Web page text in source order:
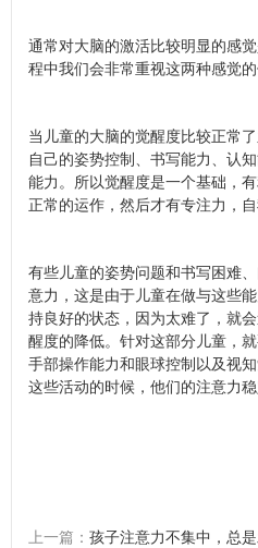
通常对大脑的激活比较明显的感
程中我们会非常重视这两种感觉的
当儿童的大脑的觉醒度比较正常
自己的姿势控制、书写能力、认
能力。所以觉醒度是一个基础，
正常的运作，然后才有专注力，自
有些儿童的姿势问题和书写困难
意力，这是由于儿童在做与这些
持良好的状态，因为太难了，就
醒度的降低。针对这部分儿童，
手部操作能力和眼球控制以及视
这些活动的时候，他们的注意力
上一篇： 孩子注意力不集中，总